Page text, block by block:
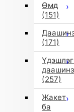
Өмд
(151)
(171)
даашинз
(257)
Жакет
ба